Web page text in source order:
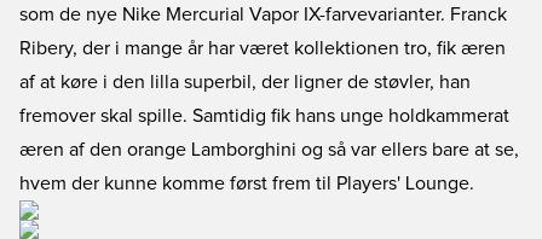
som de nye Nike Mercurial Vapor IX-farvevarianter. Franck
Ribery, der i mange år har været kollektionen tro, fik æren
af at køre i den lilla superbil, der ligner de støvler, han
fremover skal spille. Samtidig fik hans unge holdkammerat
æren af den orange Lamborghini og så var ellers bare at se,
hvem der kunne komme først frem til Players' Lounge.